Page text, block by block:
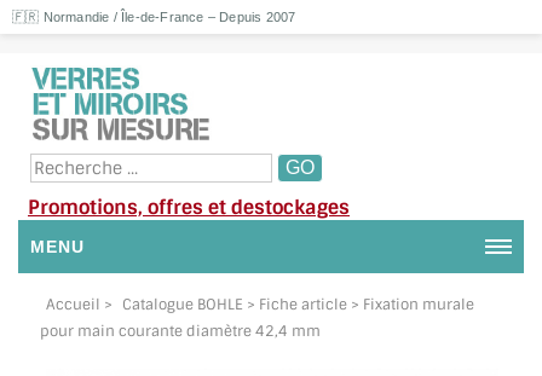
🇫🇷 Normandie / Île-de-France – Depuis 2007
Promotions, offres et destockages
MENU
NOUS CONTACTER
Accueil > Catalogue BOHLE > Fiche article > Fixation murale
pour main courante diamètre 42,4 mm